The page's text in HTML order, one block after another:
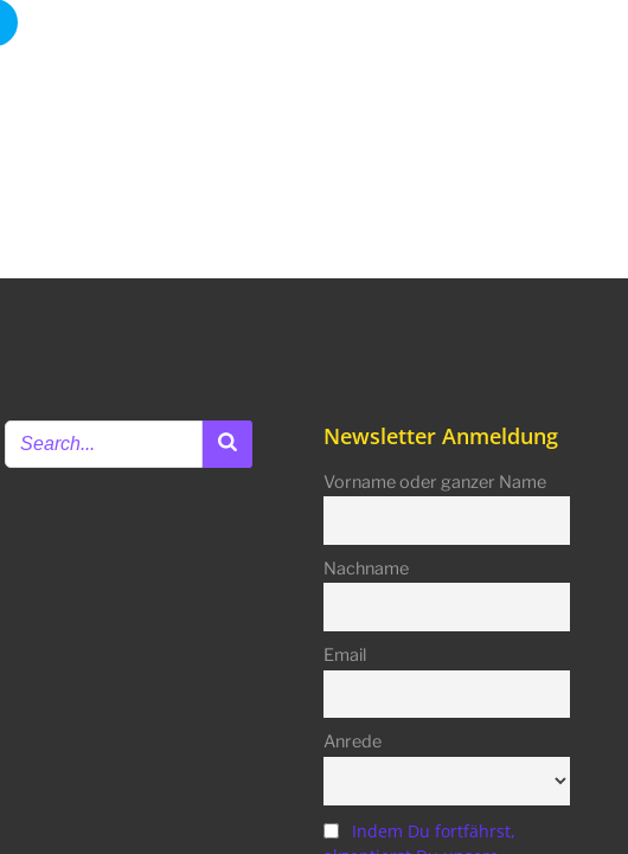
Newsletter Anmeldung
Vorname oder ganzer Name
Nachname
Email
Anrede
Indem Du fortfährst,